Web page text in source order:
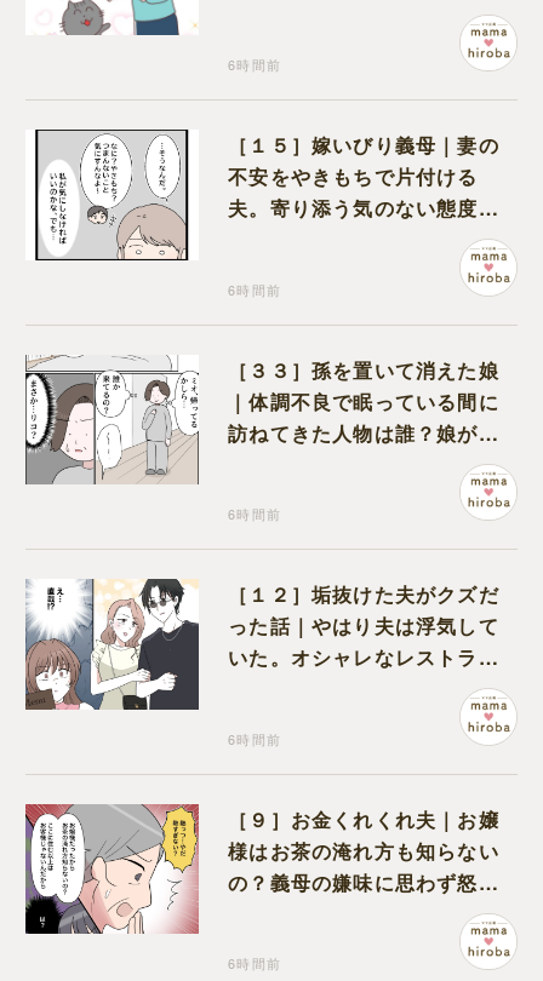
6時間前
［１５］嫁いびり義母｜妻の
不安をやきもちで片付ける
夫。寄り添う気のない態度に
6時間前
［３３］孫を置いて消えた娘
｜体調不良で眠っている間に
訪ねてきた人物は誰？娘が戻
ってきたのかと不安になる
6時間前
［１２］垢抜けた夫がクズだ
った話｜やはり夫は浮気して
いた。オシャレなレストラン
6時間前
［９］お金くれくれ夫｜お嬢
様はお茶の淹れ方も知らない
の？義母の嫌味に思わず怒り
6時間前